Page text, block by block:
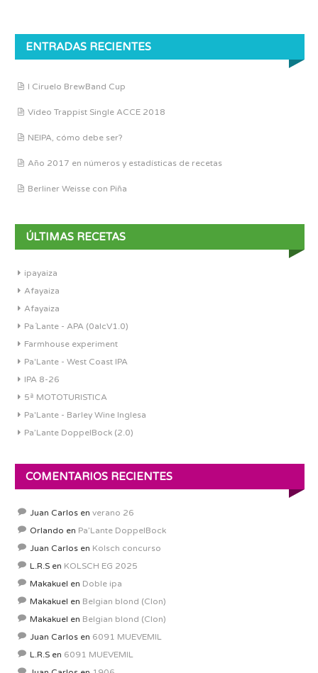
ENTRADAS RECIENTES
I Ciruelo BrewBand Cup
Vídeo Trappist Single ACCE 2018
NEIPA, cómo debe ser?
Año 2017 en números y estadísticas de recetas
Berliner Weisse con Piña
ÚLTIMAS RECETAS
ipayaiza
Afayaiza
Afayaiza
Pa´Lante - APA (0alcV1.0)
Farmhouse experiment
Pa'Lante - West Coast IPA
IPA 8-26
5ª MOTOTURISTICA
Pa'Lante - Barley Wine Inglesa
Pa’Lante DoppelBock (2.0)
COMENTARIOS RECIENTES
Juan Carlos en verano 26
Orlando en Pa’Lante DoppelBock
Juan Carlos en Kolsch concurso
L.R.S en KOLSCH EG 2025
Makakuel en Doble ipa
Makakuel en Belgian blond (Clon)
Makakuel en Belgian blond (Clon)
Juan Carlos en 6091 MUEVEMIL
L.R.S en 6091 MUEVEMIL